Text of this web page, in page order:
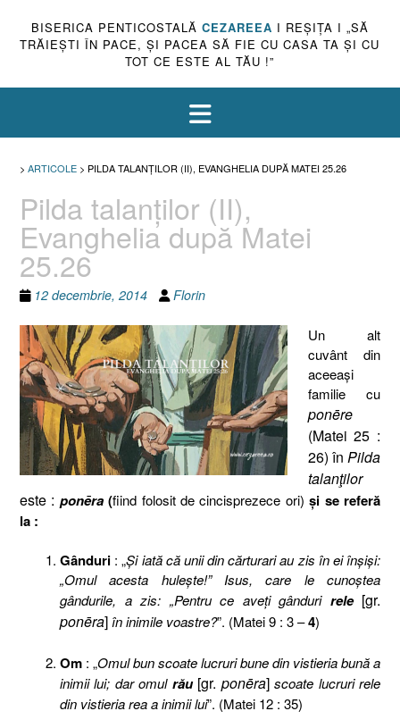
BISERICA PENTICOSTALĂ CEZAREEA I REŞIŢA I „SĂ
TRĂIEŞTI ÎN PACE, ŞI PACEA SĂ FIE CU CASA TA ŞI CU
TOT CE ESTE AL TĂU !”
> ARTICOLE > PILDA TALANŢILOR (II), EVANGHELIA DUPĂ MATEI 25.26
Pilda talanţilor (II),
Evanghelia după Matei
25.26
12 decembrie, 2014 Florin
Un alt
cuvânt din
aceeaşi
familie cu
ponēre
(Matei 25 :
26) în Pilda
talanţilor
este : ponēra(fiind folosit de cincisprezece ori) şi se referă
la :
Gânduri : „Şi iată că unii din cărturari au zis în ei înşişi:
„Omul acesta huleşte!” Isus, care le cunoştea
gândurile, a zis: „Pentru ce aveţi gânduri rele [gr.
ponēra] în inimile voastre?”. (Matei 9 : 3 –4)
Om : „Omul bun scoate lucruri bune din vistieria bună a
inimii lui; dar omul rău [gr. ponēra]scoate lucruri rele
din vistieria rea a inimii lui”. (Matei 12 : 35)